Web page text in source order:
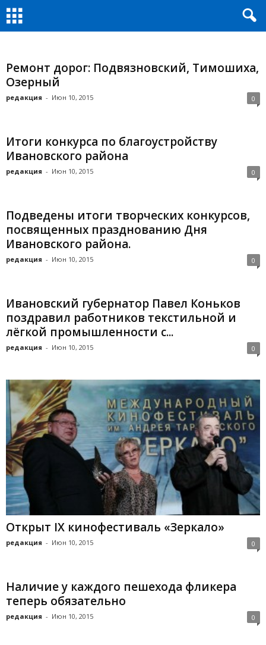
Ремонт дорог: Подвязновский, Тимошиха,
Озерный
редакция - Июн 10, 2015 0
Итоги конкурса по благоустройству
Ивановского района
редакция - Июн 10, 2015 0
Подведены итоги творческих конкурсов,
посвященных празднованию Дня
Ивановского района.
редакция - Июн 10, 2015 0
Ивановский губернатор Павел Коньков
поздравил работников текстильной и
лёгкой промышленности с...
редакция - Июн 10, 2015 0
Открыт IX кинофестиваль «Зеркало»
редакция - Июн 10, 2015 0
Наличие у каждого пешехода фликера
теперь обязательно
редакция - Июн 10, 2015 0